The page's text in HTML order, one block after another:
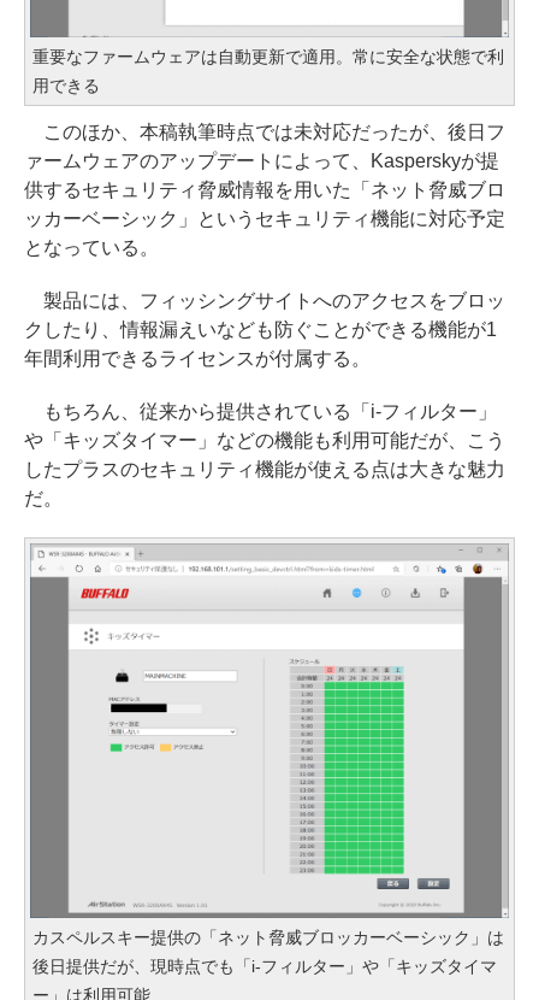
重要なファームウェアは自動更新で適用。常に安全な状態で利
用できる
このほか、本稿執筆時点では未対応だったが、後日フ
ァームウェアのアップデートによって、Kasperskyが提
供するセキュリティ脅威情報を用いた「ネット脅威ブロ
ッカーベーシック」というセキュリティ機能に対応予定
となっている。
製品には、フィッシングサイトへのアクセスをブロッ
クしたり、情報漏えいなども防ぐことができる機能が1
年間利用できるライセンスが付属する。
もちろん、従来から提供されている「i-フィルター」
や「キッズタイマー」などの機能も利用可能だが、こう
したプラスのセキュリティ機能が使える点は大きな魅力
だ。
カスペルスキー提供の「ネット脅威ブロッカーベーシック」は
後日提供だが、現時点でも「i-フィルター」や「キッズタイマ
ー」は利用可能